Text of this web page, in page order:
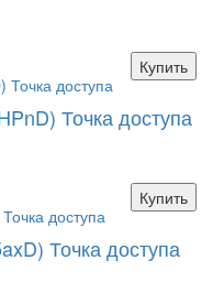
Купить
Точка доступа
Купить
Точка доступа